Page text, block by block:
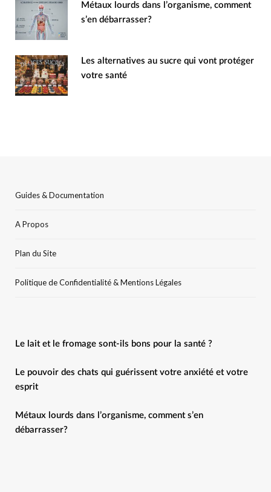
Métaux lourds dans l’organisme, comment
s’en débarrasser?
Les alternatives au sucre qui vont protéger
votre santé
Guides & Documentation
A Propos
Plan du Site
Politique de Confidentialité & Mentions Légales
Le lait et le fromage sont-ils bons pour la santé ?
Le pouvoir des chats qui guérissent votre anxiété et votre
esprit
Métaux lourds dans l’organisme, comment s’en
débarrasser?